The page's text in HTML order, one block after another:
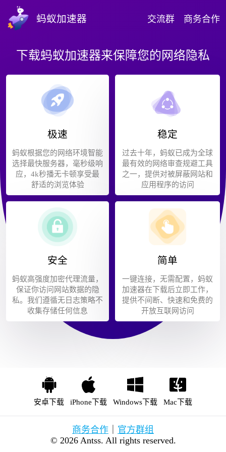
蚂蚁加速器 交流群 商务合作
下载蚂蚁加速器来保障您的网络隐私
极速
蚂蚁根据您的网络环境智能
选择最快服务器，毫秒级响
应，4k秒播无卡顿享受最
舒适的浏览体验
稳定
过去十年，蚂蚁已成为全球
最有效的网络审查规避工具
之一，提供对被屏蔽网站和
应用程序的访问
安全
蚂蚁高强度加密代理流量，
保证你访问网站数据的隐
私。我们遵循无日志策略不
收集存储任何信息
简单
一键连接，无需配置，蚂蚁
加速器在下载后立即工作，
提供不间断、快速和免费的
开放互联网访问
安卓下载 iPhone下载 Windows下载 Mac下载
© 2026 Antss. All rights reserved.
商务合作 官方群组